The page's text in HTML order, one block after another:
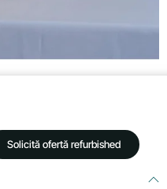
Solicită ofertă refurbished